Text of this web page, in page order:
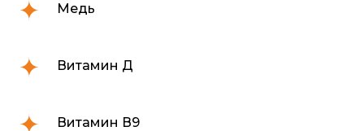
Медь
Витамин Д
Витамин В9